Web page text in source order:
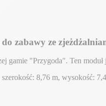
zabawy ze
gamie "Przygoda". Ten
8,76 m, wysokość: